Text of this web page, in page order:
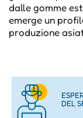
dalle gomme
emerge un
produzione
DEL